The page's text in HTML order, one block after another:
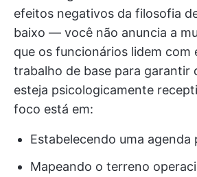
efeitos negativos da filosofia
baixo — você não anuncia a
que os funcionários lidem com
trabalho de base para garantir
esteja psicologicamente
foco está em:
Estabelecendo uma agenda
Mapeando o terreno